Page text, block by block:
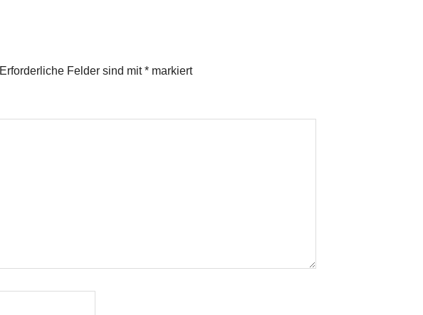
Erforderliche Felder sind mit* markiert